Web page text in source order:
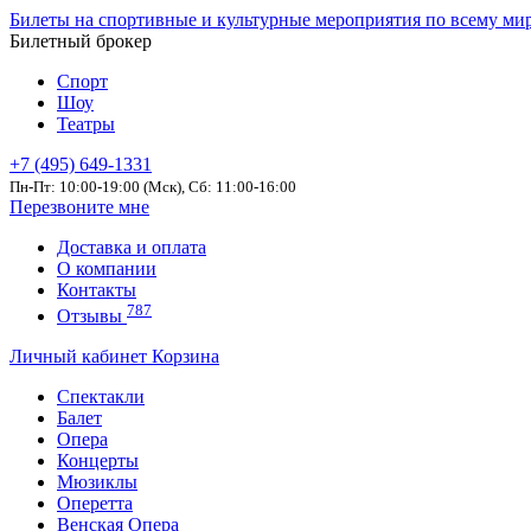
Билеты на спортивные и культурные мероприятия по всему
Билетный брокер
Спорт
Шоу
Театры
+7 (495) 649-1331
Пн-Пт: 10:00-19:00 (Мск), Сб: 11:00-16:00
Перезвоните мне
Доставка и оплата
О компании
Контакты
Отзывы 787
Личный кабинет Корзина
Спектакли
Балет
Опера
Концерты
Мюзиклы
Оперетта
Венская Опера